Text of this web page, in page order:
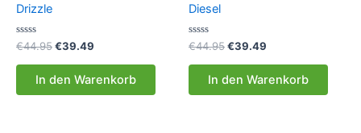
Drizzle
Bewertet
0
€44.95Ursprünglicher
war:
€44.95
€39.49
€39.49.
In den Warenkorb
Diesel
Bewertet
0
€44.95Ursprünglicher
war:
€44.95
€39.49
€39.49.
In den Warenkorb